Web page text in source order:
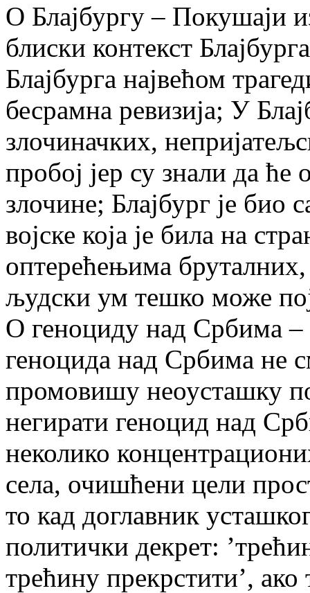
О Блајбургу – Покушаји
блиски контекст
Блајбурга највећом
бесрамна ревизија; У
злочиначких,
пробој јер су знали да ће
злочине; Блајбург је био
војске која је била на
оптерећењима
људски ум тешко може
О геноциду над Србима
геноцида над Србима не
промовишу неоусташку
негирати геноцид над
неколико
села, очишћени цели
то кад доглавник
политички декрет:
трећину прекрстити’,